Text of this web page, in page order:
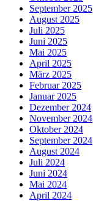
September 2025
August 2025
Juli 2025
Juni 2025
Mai 2025
April 2025
März 2025
Februar 2025
Januar 2025
Dezember 2024
November 2024
Oktober 2024
September 2024
August 2024
Juli 2024
Juni 2024
Mai 2024
April 2024